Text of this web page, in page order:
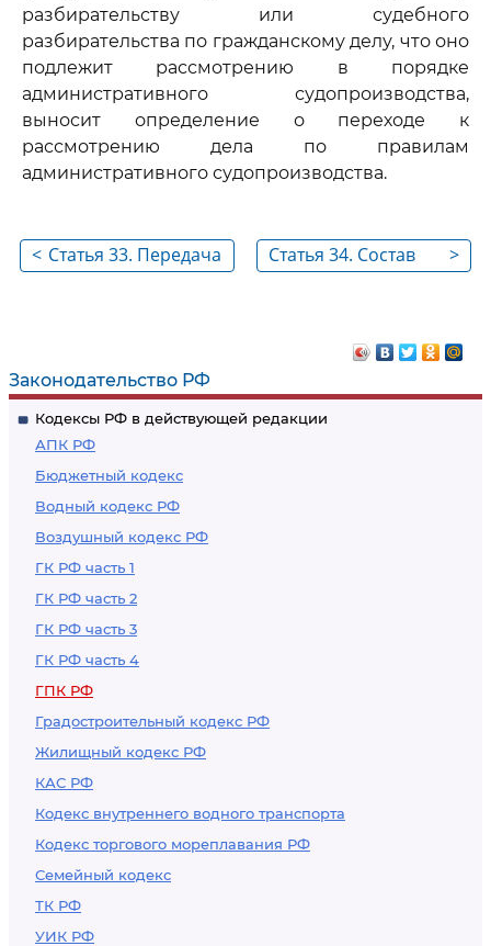
Законодательство РФ
Кодексы РФ в действующей редакции
АПК РФ
Бюджетный кодекс
Водный кодекс РФ
Воздушный кодекс РФ
ГК РФ часть 1
ГК РФ часть 2
ГК РФ часть 3
ГК РФ часть 4
ГПК РФ
Градостроительный кодекс РФ
Жилищный кодекс РФ
КАС РФ
Кодекс внутреннего водного транспорта
Кодекс торгового мореплавания РФ
Семейный кодекс
ТК РФ
УИК РФ
разбирательству или судебного
разбирательства по гражданскому делу, что оно
подлежит рассмотрению в порядке
административного судопроизводства,
выносит определение о переходе к
рассмотрению дела по правилам
административного судопроизводства.
< Статья 33. Передача
>
Статья 34. Состав